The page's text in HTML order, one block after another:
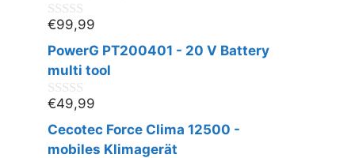
0
v
o
n
€99,99
PowerG PT200401 - 20 V Battery
multi tool
0
v
o
n
€49,99
Cecotec Force Clima 12500 -
mobiles Klimagerät